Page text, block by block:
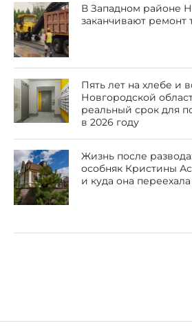
В Западном районе
заканчивают ремонт
Пять лет на хлебе и
Новгородской
реальный срок для
в 2026 году
Жизнь после
особняк Кристины
и куда она переехала